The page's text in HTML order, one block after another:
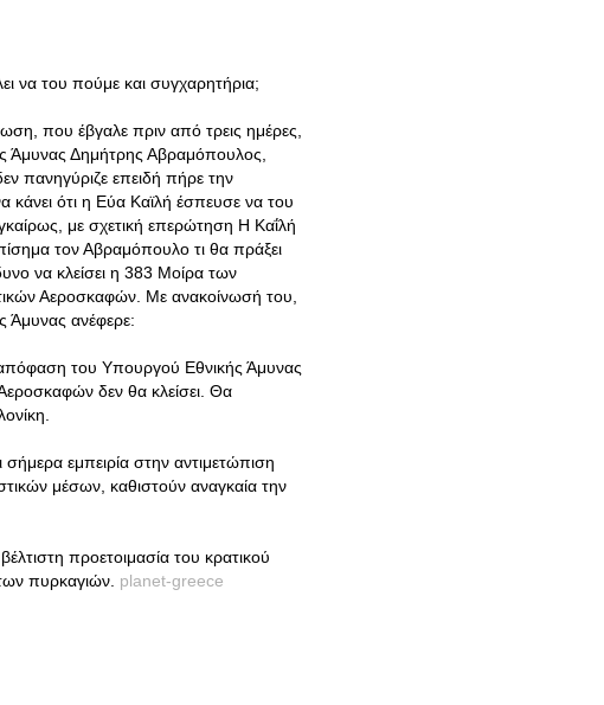
να του πούμε και συγχαρητήρια;
που έβγαλε πριν από τρεις ημέρες,
Άμυνας Δημήτρης Αβραμόπουλος,
πανηγύριζε επειδή πήρε την
κάνει ότι η Εύα Καϊλή έσπευσε να του
με σχετική επερώτηση Η Καΐλή
τον Αβραμόπουλο τι θα πράξει
να κλείσει η 383 Μοίρα των
Αεροσκαφών. Με ανακοίνωσή του,
Άμυνας ανέφερε:
του Υπουργού Εθνικής Άμυνας
δεν θα κλείσει. Θα
εμπειρία στην αντιμετώπιση
μέσων, καθιστούν αναγκαία την
προετοιμασία του κρατικού
πυρκαγιών. planet-greece